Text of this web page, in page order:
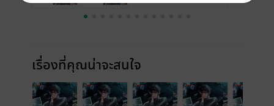
เรื่องที่คุณน่าจะสนใจ